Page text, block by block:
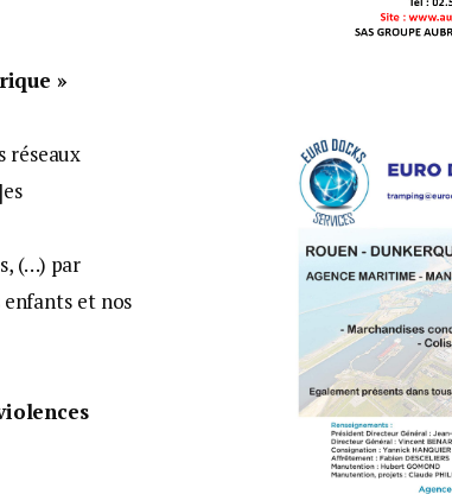
»
réseaux
(…) par
et nos